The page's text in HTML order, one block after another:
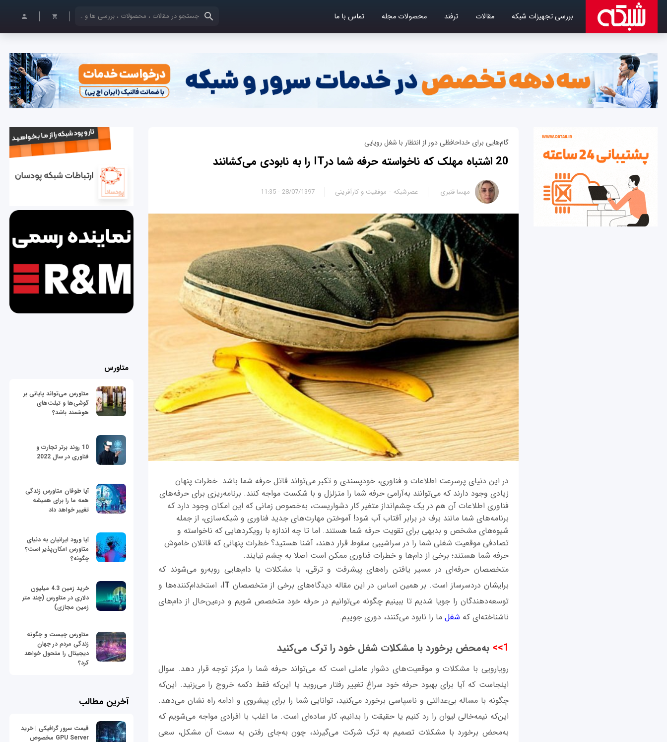
بررسی تجهیزات شبکه مقالات ترفند محصولات مجله تماس با ما کلمات کلیدی خود را وارد کنید
گام‌هایی برای خداحافظی دور از انتظار با شغل رویایی
20 اشتباه مهلک که ناخواسته حرفه شما درIT را به نابودی می‌کشانند
28/07/1397 - 11:35 مهسا قنبری عصرشبکه موفقیت و کارآفرینی
در این دنیای پرسرعت اطلاعات و فناوری، خودپسندی و تکبر می‌تواند قاتل حرفه شما باشد. خطرات پنهان
زیادی وجود دارند که می‌توانند به‌آرامی حرفه شما را متزلزل و با شکست مواجه کنند. برنامه‌ریزی برای حرفه‌های
فناوری اطلاعات آن هم در یک چشم‌انداز متغیر کار دشواریست، به‌خصوص زمانی که این امکان وجود دارد که
برنامه‌های شما مانند برف در برابر آفتاب آب شود! آموختن مهارت‌های جدید فناوری و شبکه‌سازی، از جمله
شیوه‌های مشخص و بدیهی برای تقویت حرفه شما هستند. اما تا چه اندازه با رویکردهایی که ناخواسته و
تصادفی موقعیت شغلی شما را در سراشیبی سقوط قرار دهند، آشنا هستید؟ خطرات پنهانی که قاتلان خاموش
حرفه شما هستند؛ برخی از دام‌‌ها و خطرات فناوری ممکن است اصلا به چشم نیایند.
متخصصان حرفه‌ای در مسیر یافتن راه‌های پیشرفت و ترقی، با مشکلات یا دام‌هایی روبه‌رو می‌شوند که
برایشان دردسرساز است. بر همین اساس در این مقاله دیدگاه‌های برخی از متخصصان IT، استخدام‌کننده‌ها و
توسعه‌دهندگان را جویا شدیم تا ببینیم چگونه می‌توانیم در حرفه خود متخصص شویم و درعین‌حال از دام‌های
ناشناخته‌ای که شغل ما را نابود می‌کنند، دوری جوییم.
1>> به‌محض برخورد با مشکلات شغل خود را ترک می‌کنید
رویارویی با مشکلات و موقعیت‌های دشوار عاملی است که می‌تواند حرفه‌ شما را مرکز توجه قرار دهد. سوال
اینجاست که آیا برای بهبود حرفه خود سراغ تغییر رفتار می‌روید یا این‌که فقط دکمه خروج را می‌زنید. این‌که
چگونه با مساله بی‌عدالتی و ناسپاسی برخورد می‌کنید، توانایی شما را برای پیشروی و ادامه راه نشان می‌دهد.
این‌که نیمه‌خالی لیوان را رد کنیم یا حقیقت را بدانیم، کار ساده‌ای است. ما اغلب با افرادی مواجه می‌شویم که
به‌محض برخورد با مشکلات تصمیم به ترک شرکت می‌گیرند، چون به‌جای رفتن به سمت آن مشکل، سعی
متاورس
متاورس می‌تواند پایانی بر
گوشی‌ها و تبلت‌های
هوشمند باشد؟
10 روند برتر تجارت و
فناوری در سال 2022
آیا طوفان متاورس زندگی
همه ما را برای همیشه
تغییر خواهد داد
آیا ورود ایرانیان به دنیای
متاورس امکان‌پذیر است؟
چگونه؟
خرید زمین 4.3 میلیون
دلاری در متاورس (چند متر
زمین مجازی)
متاورس چیست و چگونه
زندگی مردم در جهان
دیجیتال را متحول خواهد
کرد؟
آخرین مطالب
قیمت سرور گرافیکی | خرید
GPU Server مخصوص